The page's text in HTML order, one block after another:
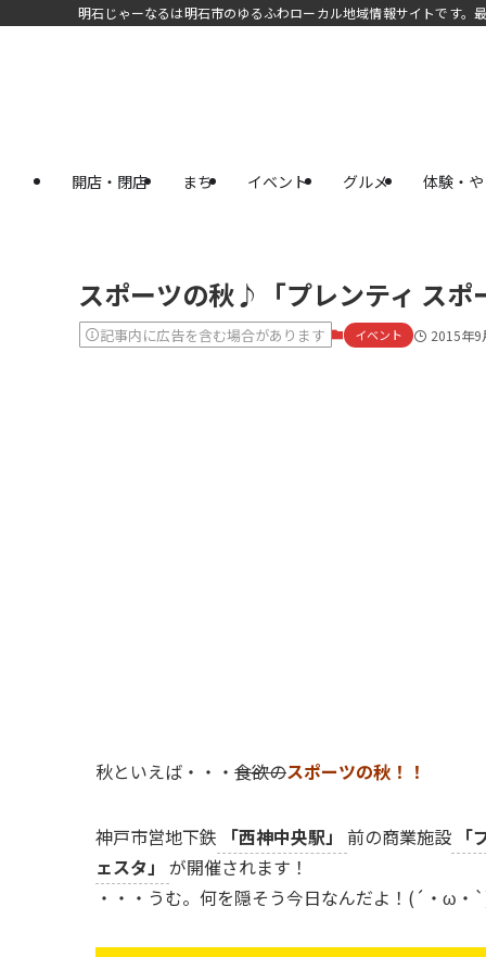
明石じゃーなるは明石市のゆるふわローカル地域情報サイトです。
開店・閉店 まち イベント グルメ 体験・
スポーツの秋♪「プレンティ ス
記事内に広告を含む場合があります イベント 2015年9
秋といえば・・・ 食欲のスポーツの秋！！
神戸市営地下鉄 「西神中央駅」 前の商業施設
ェスタ」 が開催されます！
・・・うむ。何を隠そう今日なんだよ！(´・ω・